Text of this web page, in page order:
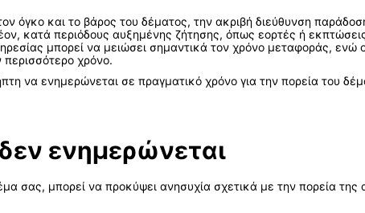
όγκο και το βάρος του δέματος, την ακριβή διεύθυνση
κατά περιόδους αυξημένης ζήτησης, όπως εορτές ή
μπορεί να μειώσει σημαντικά τον χρόνο μεταφοράς, ενώ
χρόνο.
να ενημερώνεται σε πραγματικό χρόνο για την πορεία του
ενημερώνεται
σας, μπορεί να προκύψει ανησυχία σχετικά με την πορεία της